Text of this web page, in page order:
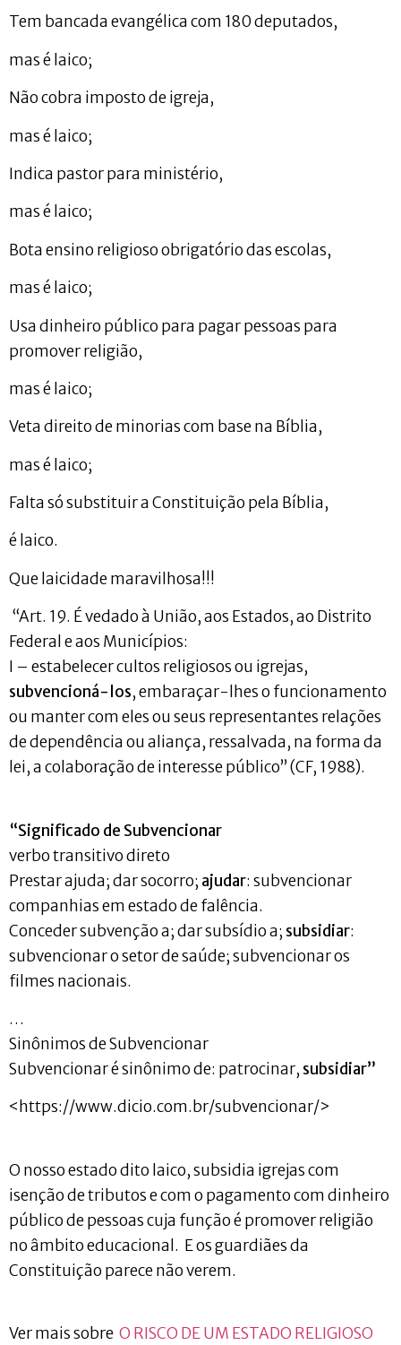
Tem bancada evangélica com 180 deputados,
mas é laico;
Não cobra imposto de igreja,
mas é laico;
Indica pastor para ministério,
mas é laico;
Bota ensino religioso obrigatório das escolas,
mas é laico;
Usa dinheiro público para pagar pessoas para
promover religião,
mas é laico;
Veta direito de minorias com base na Bíblia,
mas é laico;
Falta só substituir a Constituição pela Bíblia,
é laico.
Que laicidade maravilhosa!!!
“Art. 19. É vedado à União, aos Estados, ao Distrito
Federal e aos Municípios:
I – estabelecer cultos religiosos ou igrejas,
subvencioná-los, embaraçar-lhes o funcionamento
ou manter com eles ou seus representantes relações
de dependência ou aliança, ressalvada, na forma da
lei, a colaboração de interesse público” (CF, 1988).
“Significado de Subvencionar
verbo transitivo direto
Prestar ajuda; dar socorro; ajudar: subvencionar
companhias em estado de falência.
Conceder subvenção a; dar subsídio a; subsidiar:
subvencionar o setor de saúde; subvencionar os
filmes nacionais.
…
Sinônimos de Subvencionar
Subvencionar é sinônimo de: patrocinar, subsidiar”
<https://www.dicio.com.br/subvencionar/>
O nosso estado dito laico, subsidia igrejas com
isenção de tributos e com o pagamento com dinheiro
público de pessoas cuja função é promover religião
no âmbito educacional. E os guardiães da
Constituição parece não verem.
Ver mais sobre O RISCO DE UM ESTADO RELIGIOSO